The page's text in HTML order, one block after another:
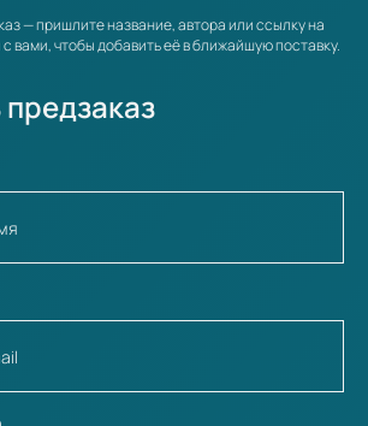
— пришлите название, автора или ссылку на
вами, чтобы добавить её в ближайшую поставку.